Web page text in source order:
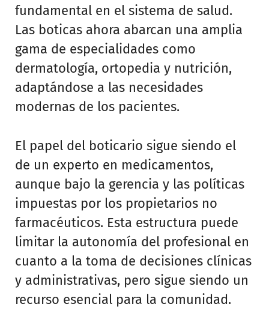
fundamental en el sistema de salud.
Las boticas ahora abarcan una amplia
gama de especialidades como
dermatología, ortopedia y nutrición,
adaptándose a las necesidades
modernas de los pacientes.
El papel del boticario sigue siendo el
de un experto en medicamentos,
aunque bajo la gerencia y las políticas
impuestas por los propietarios no
farmacéuticos. Esta estructura puede
limitar la autonomía del profesional en
cuanto a la toma de decisiones clínicas
y administrativas, pero sigue siendo un
recurso esencial para la comunidad.